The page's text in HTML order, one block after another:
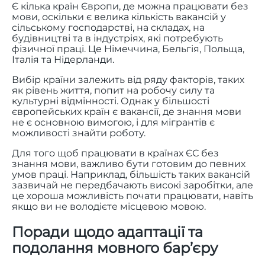
Є кілька країн Європи, де можна працювати без
мови, оскільки є велика кількість вакансій у
сільському господарстві, на складах, на
будівництві та в індустріях, які потребують
фізичної праці. Це Німеччина, Бельгія, Польща,
Італія та Нідерланди.
Вибір країни залежить від ряду факторів, таких
як рівень життя, попит на робочу силу та
культурні відмінності. Однак у більшості
європейських країн є вакансії, де знання мови
не є основною вимогою, і для мігрантів є
можливості знайти роботу.
Для того щоб працювати в країнах ЄС без
знання мови, важливо бути готовим до певних
умов праці. Наприклад, більшість таких вакансій
зазвичай не передбачають високі заробітки, але
це хороша можливість почати працювати, навіть
якщо ви не володієте місцевою мовою.
Поради щодо адаптації та
подолання мовного бар’єру